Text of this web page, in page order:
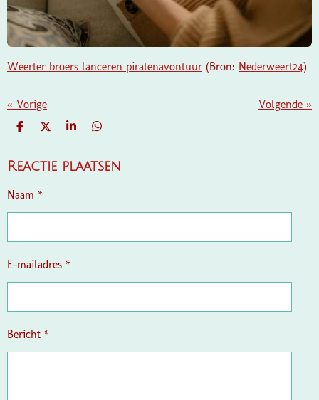
Weerter broers lanceren piratenavontuur (Bron: Nederweert24)
« Vorige Volgende »
D
E
D
L
S
R
D
E
Reactie plaatsen
Naam *
E-mailadres *
Bericht *